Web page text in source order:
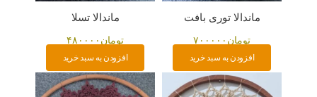
ماندالا توری بافت
تومان ۷۰۰۰۰۰
افزودن به سبد خرید
ماندالا تسلا
تومان ۴۸۰۰۰۰
افزودن به سبد خرید